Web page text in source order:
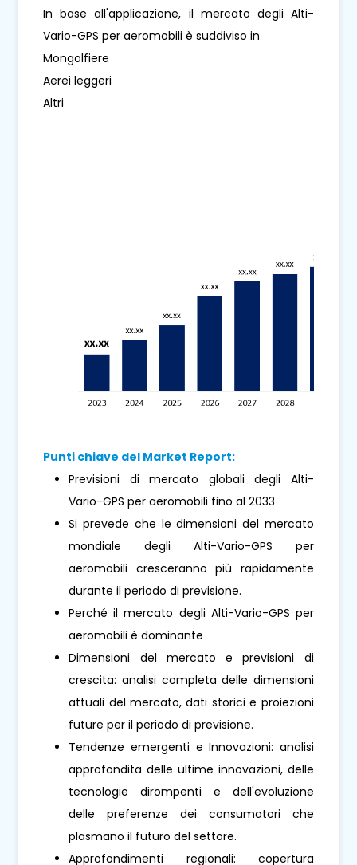
In base all'applicazione, il mercato degli Alti-
Vario-GPS per aeromobili è suddiviso in
Mongolfiere
Aerei leggeri
Altri
Punti chiave del Market Report:
Previsioni di mercato globali degli Alti-
Vario-GPS per aeromobili fino al 2033
Si prevede che le dimensioni del mercato
mondiale degli Alti-Vario-GPS per
aeromobili cresceranno più rapidamente
durante il periodo di previsione.
Perché il mercato degli Alti-Vario-GPS per
aeromobili è dominante
Dimensioni del mercato e previsioni di
crescita: analisi completa delle dimensioni
attuali del mercato, dati storici e proiezioni
future per il periodo di previsione.
Tendenze emergenti e Innovazioni: analisi
approfondita delle ultime innovazioni, delle
tecnologie dirompenti e dell'evoluzione
delle preferenze dei consumatori che
plasmano il futuro del settore.
Approfondimenti regionali: copertura